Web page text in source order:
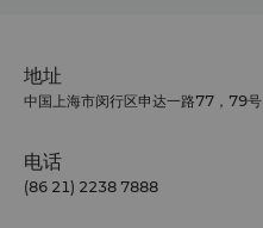
地址
中国上海市闵行区申达一路77，79号
电话
(86 21) 2238 7888